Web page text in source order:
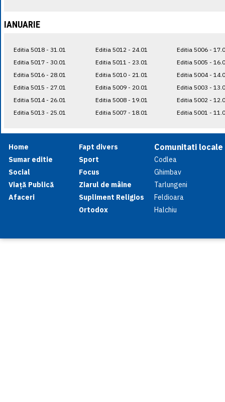
IANUARIE
Editia 5018 - 31.01
Editia 5017 - 30.01
Editia 5016 - 28.01
Editia 5015 - 27.01
Editia 5014 - 26.01
Editia 5013 - 25.01
Editia 5012 - 24.01
Editia 5011 - 23.01
Editia 5010 - 21.01
Editia 5009 - 20.01
Editia 5008 - 19.01
Editia 5007 - 18.01
Editia 5006 -
Editia 5005 -
Editia 5004 -
Editia 5003 -
Editia 5002 -
Editia 5001 -
Home
Sumar editie
Social
Viață Publică
Afaceri
Fapt divers
Sport
Focus
Ziarul de mâine
Supliment Religios
Ortodox
Comunitati locale
Codlea
Ghimbav
Tarlungeni
Feldioara
Halchiu